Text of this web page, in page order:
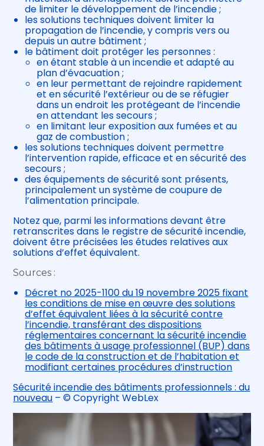
de limiter le développement de l’incendie ;
les solutions techniques doivent limiter la
propagation de l’incendie, y compris vers ou
depuis un autre bâtiment ;
le bâtiment doit protéger les personnes :
en étant stable à un incendie et adapté au
plan d’évacuation ;
en leur permettant de rejoindre rapidement
et en sécurité l’extérieur ou de se réfugier
dans un endroit les protégeant de l’incendie
en attendant les secours ;
en limitant leur exposition aux fumées et au
gaz de combustion ;
les solutions techniques doivent permettre
l’intervention rapide, efficace et en sécurité des
secours ;
des équipements de sécurité sont présents,
principalement un système de coupure de
l’alimentation principale.
Notez que, parmi les informations devant être
retranscrites dans le registre de sécurité incendie,
doivent être précisées les études relatives aux
solutions d’effet équivalent.
Sources :
Décret no 2025-1100 du 19 novembre 2025 fixant
les conditions de mise en œuvre des solutions
d’effet équivalent liées à la sécurité contre
l’incendie, transférant des dispositions
réglementaires concernant la sécurité incendie
des bâtiments à usage professionnel (BUP) dans
le code de la construction et de l’habitation et
modifiant certaines procédures d’instruction
Sécurité incendie des bâtiments professionnels : du
nouveau – © Copyright WebLex